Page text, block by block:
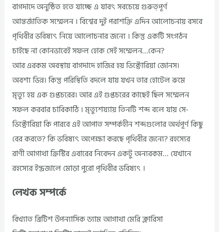
বাগদাদে অনুষ্ঠিত হতে যাচ্ছে এ যাবৎ সবচেয়ে গুরুত্পূর্ণ
আন্তর্জাতিক সম্মেলন । বিশ্বের দুই পরাশক্তি এদিন আলোচনায় বসবে
পৃথিবীর ভবিষ্যৎ নিয়ে আলোচনার জন্যে । কিন্তু একটি সংগঠন
চাইছে না কোনভাবেই সফল হোক সেই সম্মেলন…কেন?
আর এরকম অবস্থায় বাগদাদে হাজির হয় ভিক্টোরিয়া জোনস।
অবশ্য ভিন্ন। কিন্তু পরিস্থিতি বদলে যায় যখন তার হোটেল রুমে
মৃত্যু হয় এক গুপ্তচরের। আর এই গুপ্তচরের কাছেই ছিল সম্মেলন
সফল করবার চাবিকাঠি । মৃত্যুশয্যায় তিনটি শব্দ বলে যায় সে-
ভিক্টোরিয়া কি পারবে এই আপাত সম্পর্কহীন শব্দগুলোর অর্থপূর্ণ কিছু
বের করতে? কি ভবিষ্যৎ অপেক্ষা করছে পৃথিবীর জন্যে? রহস্যের
রাণী আগাথা ক্রিস্টির এবারের নিবেদন একটু অন্যরকম… যেখানে
রহস্যের ইন্দ্রজালে মোড়া পুরো পৃথিবীর ভবিষ্যৎ ।
লেখক সম্পর্কে
বিখ্যাত ব্রিটিশ উপন্যাসিক ড্যাম আগাথা মেরি ক্লারিসা